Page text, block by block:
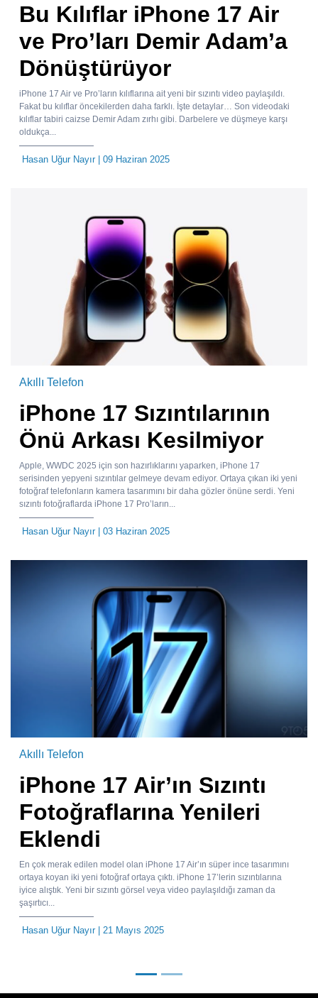
Bu Kılıflar iPhone 17 Air
ve Pro’ları Demir Adam’a
Dönüştürüyor
iPhone 17 Air ve Pro’ların kılıflarına ait yeni bir sızıntı video paylaşıldı.
Fakat bu kılıflar öncekilerden daha farklı. İşte detaylar… Son videodaki
kılıflar tabiri caizse Demir Adam zırhı gibi. Darbelere ve düşmeye karşı
oldukça...
Hasan Uğur Nayır| 09 Haziran 2025
Akıllı Telefon
iPhone 17 Sızıntılarının
Önü Arkası Kesilmiyor
Apple, WWDC 2025 için son hazırlıklarını yaparken, iPhone 17
serisinden yepyeni sızıntılar gelmeye devam ediyor. Ortaya çıkan iki yeni
fotoğraf telefonların kamera tasarımını bir daha gözler önüne serdi. Yeni
sızıntı fotoğraflarda iPhone 17 Pro’ların...
Hasan Uğur Nayır| 03 Haziran 2025
Akıllı Telefon
iPhone 17 Air’ın Sızıntı
Fotoğraflarına Yenileri
Eklendi
En çok merak edilen model olan iPhone 17 Air’ın süper ince tasarımını
ortaya koyan iki yeni fotoğraf ortaya çıktı. iPhone 17’lerin sızıntılarına
iyice alıştık. Yeni bir sızıntı görsel veya video paylaşıldığı zaman da
şaşırtıcı...
Hasan Uğur Nayır| 21 Mayıs 2025